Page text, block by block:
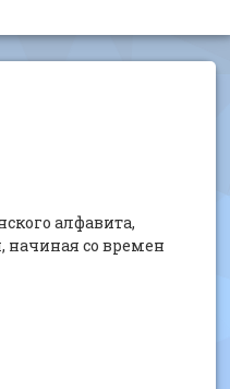
алфавита,
начиная со времен